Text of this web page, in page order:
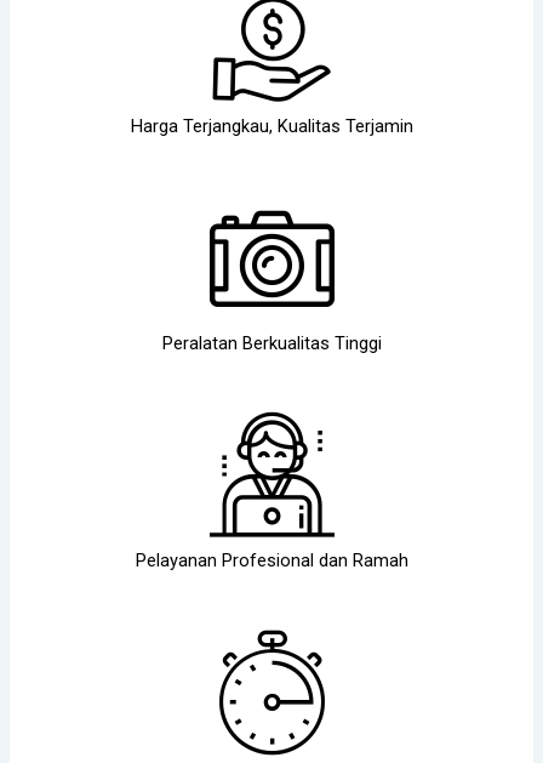
Harga Terjangkau, Kualitas Terjamin
Peralatan Berkualitas Tinggi
Pelayanan Profesional dan Ramah